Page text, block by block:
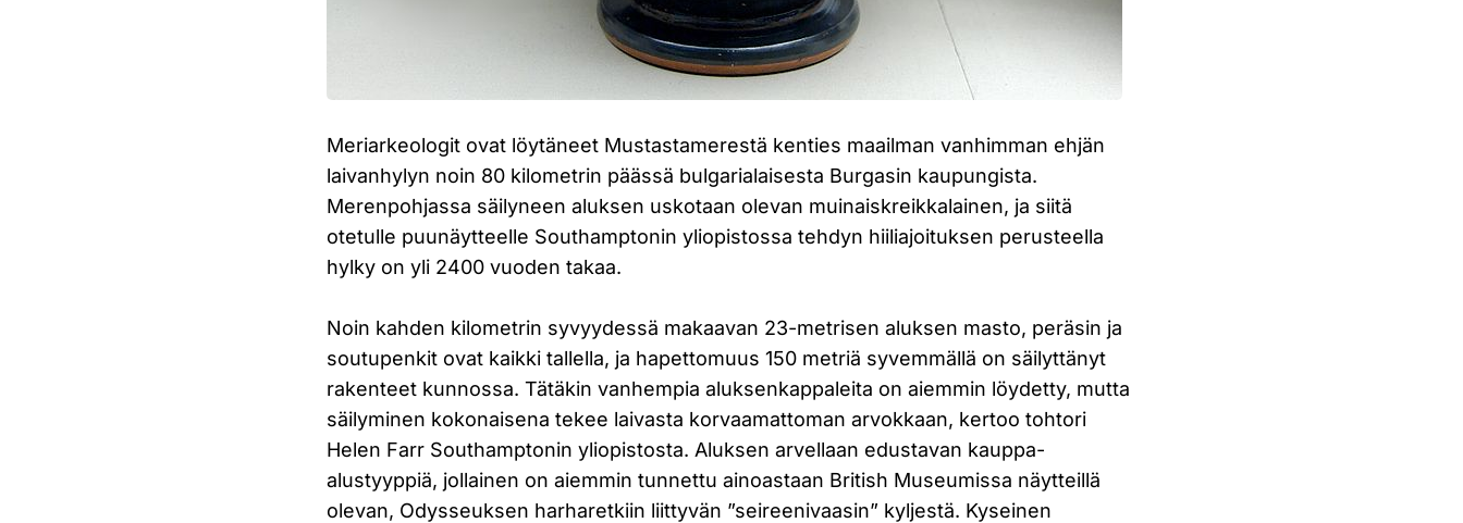
Meriarkeologit ovat löytäneet Mustastamerestä kenties maailman vanhimman ehjän
laivanhylyn noin 80 kilometrin päässä bulgarialaisesta Burgasin kaupungista.
Merenpohjassa säilyneen aluksen uskotaan olevan muinaiskreikkalainen, ja siitä
otetulle puunäytteelle Southamptonin yliopistossa tehdyn hiiliajoituksen perusteella
hylky on yli 2400 vuoden takaa.
Noin kahden kilometrin syvyydessä makaavan 23-metrisen aluksen masto, peräsin ja
soutupenkit ovat kaikki tallella, ja hapettomuus 150 metriä syvemmällä on säilyttänyt
rakenteet kunnossa. Tätäkin vanhempia aluksenkappaleita on aiemmin löydetty, mutta
säilyminen kokonaisena tekee laivasta korvaamattoman arvokkaan, kertoo tohtori
Helen Farr Southamptonin yliopistosta. Aluksen arvellaan edustavan kauppa-
alustyyppiä, jollainen on aiemmin tunnettu ainoastaan British Museumissa näytteillä
olevan, Odysseuksen harharetkiin liittyvän ”seireenivaasin” kyljestä. Kyseinen